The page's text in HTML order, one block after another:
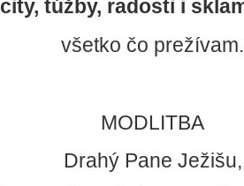
city, túžby, radosti i
všetko čo prežívam.
MODLITBA
Drahý Pane Ježišu,